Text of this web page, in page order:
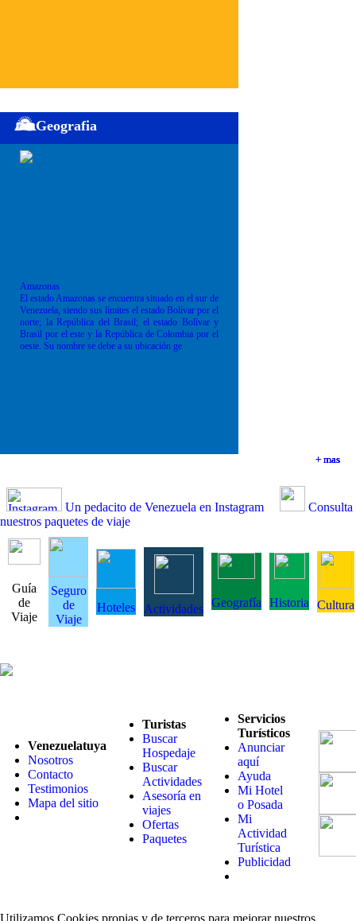
+ mas
+ mas
+ mas
Geografia
Amazonas
El estado Amazonas se encuentra situado en el sur de
Venezuela, siendo sus límites el estado Bolívar por el
norte; la República del Brasil; el estado Bolívar y
Brasil por el este y la República de Colombia por el
oeste. Su nombre se debe a su ubicación ge
+ mas
Un pedacito de Venezuela en Instagram
Consulta
nuestros paquetes de viaje
Guía
de
Viaje
Seguro
de
Viaje
Hoteles Actividades Geografía Historia Cultura
Venezuelatuya
Nosotros
Contacto
Testimonios
Mapa del sitio
Turistas
Buscar
Hospedaje
Buscar
Actividades
Asesoría en
viajes
Ofertas
Paquetes
Servicios
Turísticos
Anunciar
aquí
Ayuda
Mi Hotel
o Posada
Mi
Actividad
Turística
Publicidad
Utilizamos Cookies propias y de terceros para mejorar nuestros